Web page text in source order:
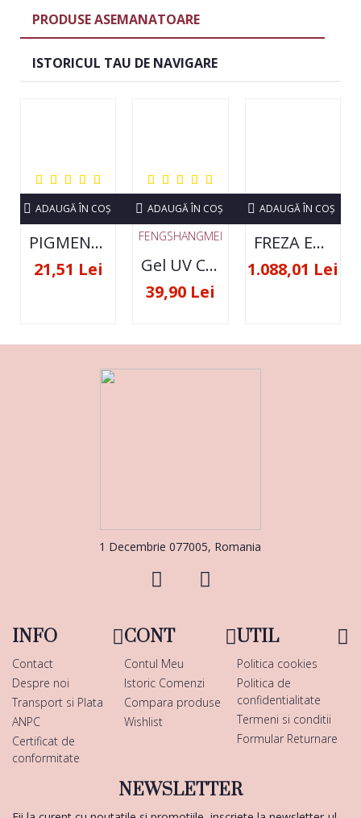
PRODUSE ASEMANATOARE
ISTORICUL TAU DE NAVIGARE
PIGMENT NEON SET 12 CULORI
21,51 Lei
ADAUGĂ ÎN COŞ
FENGSHANGMEI
Gel UV Constructie FSM 50ML - 07
39,90 Lei
ADAUGĂ ÎN COŞ
FREZA ELECTRICA STRONG 210 35000 RPM- ORIGINALA
1.088,01 Lei
ADAUGĂ ÎN COŞ
1 Decembrie 077005, Romania
INFO
Contact
Despre noi
Transport si Plata
ANPC
Certificat de
conformitate
CONT
Contul Meu
Istoric Comenzi
Compara produse
Wishlist
UTIL
Politica cookies
Politica de
confidentialitate
Termeni si conditii
Formular Returnare
NEWSLETTER